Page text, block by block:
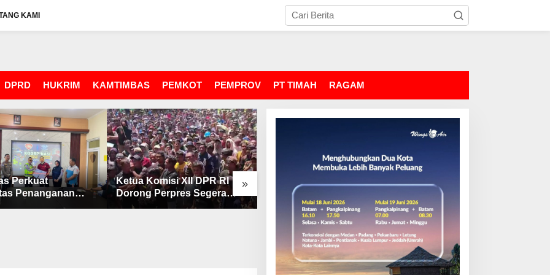
KAMI
DPRD HUKRIM KAMTIMBAS PEMKOT PEMPROV PT TIMAH RAGAM
»
Perkuat
Penanganan
Ketua Komisi XII DPR RI
Dorong Perpres Segera
Terbit
Kerja Bersih dari Narkoba
IRT Asal Pangkalpinang